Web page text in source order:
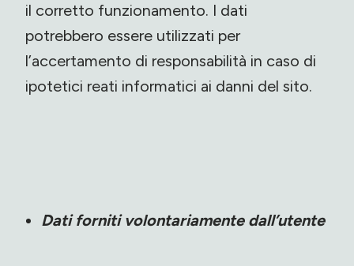
il corretto funzionamento. I dati
potrebbero essere utilizzati per
l’accertamento di responsabilità in caso di
ipotetici reati informatici ai danni del sito.
Dati forniti volontariamente dall’utente